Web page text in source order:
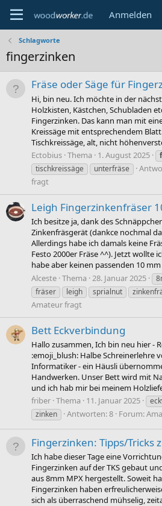
Anmelden
Schlagworte
fingerzinken
Fräse oder Säge für
Hi, bin neu. Ich möchte in der
Holzkisten, Kästchen, Schubladen
Fingerzinken. Das kann man mit
Kreissäge mit entsprechendem
Tischkreissäge, alt, nicht
Ectobius Thema 1. August 2025
tischkreissäge
unterfräse
fragt
Leigh Fingerzinkenfräser
Ich besitze ja, dank des
Zinkenfräsgerät (dankce nochmal
Allerdings habe ich damals keine
Festo 2000er Fräse ^^). Jetzt wollte
habe aber keinen passenden 10
Alceste Thema 28. Januar 2025
fräser
leigh sprialnut
Amateur fragt
Bett Eckverbindung
Hallo zusammen, Ich bin neu hier -
:emoji_blush: Halbe Schreinerlehre
Informatiker - ein Häusli
Handwerken. Unser Bett wird mit
und ich hab mir bei meinem
friber Thema 11. Januar 2025
zinken
Antworten: 8 Forum:
Fingerzinken: Tipps/Tricks
Ich habe dieser Tage eine
Fingerzinken auf der TKS gebaut
aus 8mm MPX hergestellt. Soweit
Fingerzinken haben
sich als überraschend mühselig,